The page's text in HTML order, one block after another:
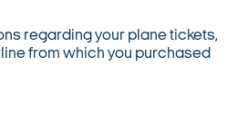
regarding your plane tickets,
from which you purchased